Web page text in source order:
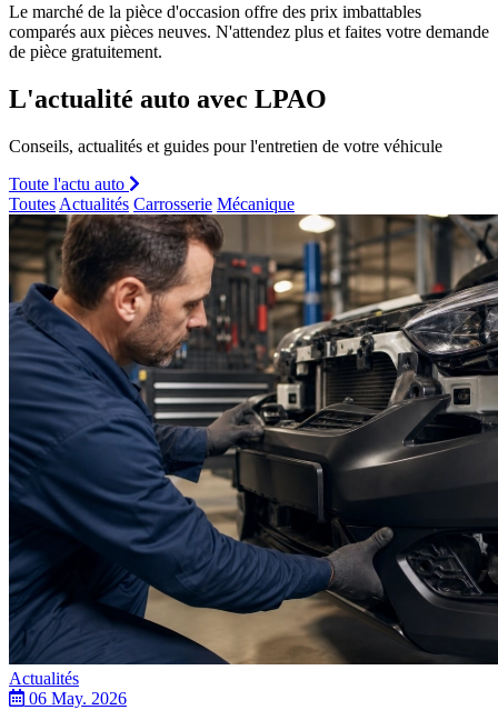
Le marché de la pièce d'occasion offre des prix imbattables
comparés aux pièces neuves. N'attendez plus et faites votre demande
de pièce gratuitement.
L'actualité auto avec LPAO
Conseils, actualités et guides pour l'entretien de votre véhicule
Toute l'actu auto
Toutes Actualités Carrosserie Mécanique
Actualités
06 May. 2026